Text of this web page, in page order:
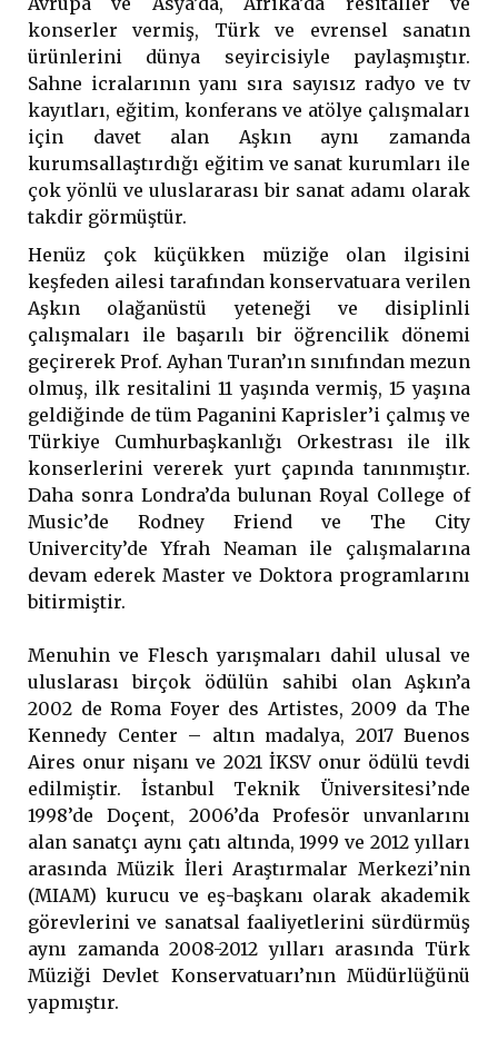
konserler vermiş, Türk ve evrensel sanatın
ürünlerini dünya seyircisiyle paylaşmıştır.
Sahne icralarının yanı sıra sayısız radyo ve tv
kayıtları, eğitim, konferans ve atölye çalışmaları
için davet alan Aşkın aynı zamanda
kurumsallaştırdığı eğitim ve sanat kurumları ile
çok yönlü ve uluslararası bir sanat adamı olarak
takdir görmüştür.
Henüz çok küçükken müziğe olan ilgisini
keşfeden ailesi tarafından konservatuara verilen
Aşkın olağanüstü yeteneği ve disiplinli
çalışmaları ile başarılı bir öğrencilik dönemi
geçirerek Prof. Ayhan Turan’ın sınıfından mezun
olmuş, ilk resitalini 11 yaşında vermiş, 15 yaşına
geldiğinde de tüm Paganini Kaprisler’i çalmış ve
Türkiye Cumhurbaşkanlığı Orkestrası ile ilk
konserlerini vererek yurt çapında tanınmıştır.
Daha sonra Londra’da bulunan Royal College of
Music’de Rodney Friend ve The City
Univercity’de Yfrah Neaman ile çalışmalarına
devam ederek Master ve Doktora programlarını
bitirmiştir.
Menuhin ve Flesch yarışmaları dahil ulusal ve
uluslarası birçok ödülün sahibi olan Aşkın’a
2002 de Roma Foyer des Artistes, 2009 da The
Kennedy Center – altın madalya, 2017 Buenos
Aires onur nişanı ve 2021 İKSV onur ödülü tevdi
edilmiştir. İstanbul Teknik Üniversitesi’nde
1998’de Doçent, 2006’da Profesör unvanlarını
alan sanatçı aynı çatı altında, 1999 ve 2012 yılları
arasında Müzik İleri Araştırmalar Merkezi’nin
(MIAM) kurucu ve eş-başkanı olarak akademik
görevlerini ve sanatsal faaliyetlerini sürdürmüş
aynı zamanda 2008-2012 yılları arasında Türk
Müziği Devlet Konservatuarı’nın Müdürlüğünü
yapmıştır.